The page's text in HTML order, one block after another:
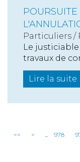
Particuliers /
Le
travaux de
Lire la suite
<< < ... 978